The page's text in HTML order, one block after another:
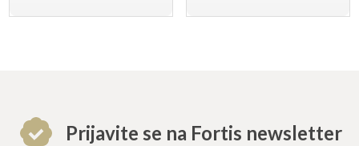
Prijavite se na Fortis newsletter